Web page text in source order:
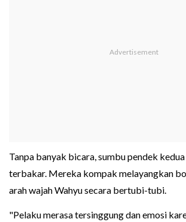
Tanpa banyak bicara, sumbu pendek
terbakar. Mereka kompak melayangkan
arah wajah Wahyu secara bertubi-tubi.
"Pelaku merasa tersinggung dan emosi